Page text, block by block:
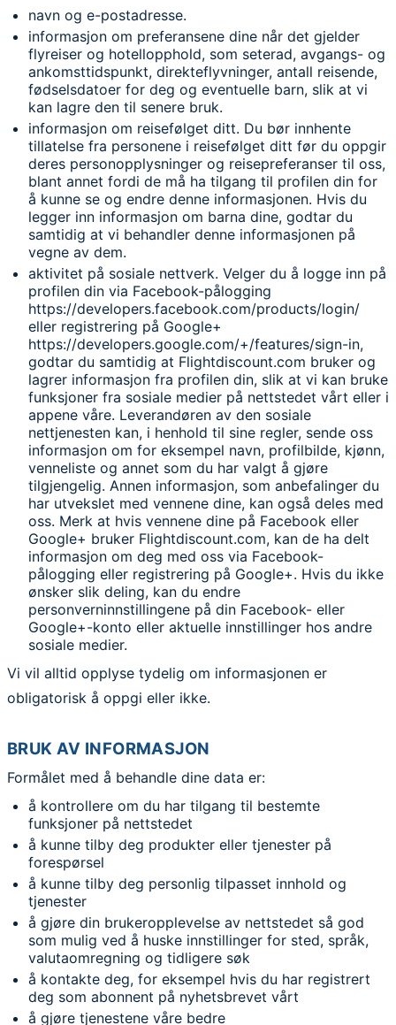
navn og e-postadresse.
informasjon om preferansene dine når det gjelder
flyreiser og hotellopphold, som seterad, avgangs- og
ankomsttidspunkt, direkteflyvninger, antall reisende,
fødselsdatoer for deg og eventuelle barn, slik at vi
kan lagre den til senere bruk.
informasjon om reisefølget ditt. Du bør innhente
tillatelse fra personene i reisefølget ditt før du oppgir
deres personopplysninger og reisepreferanser til oss,
blant annet fordi de må ha tilgang til profilen din for
å kunne se og endre denne informasjonen. Hvis du
legger inn informasjon om barna dine, godtar du
samtidig at vi behandler denne informasjonen på
vegne av dem.
aktivitet på sosiale nettverk. Velger du å logge inn på
profilen din via Facebook-pålogging
https://developers.facebook.com/products/login/
eller registrering på Google+
https://developers.google.com/+/features/sign-in,
godtar du samtidig at Flightdiscount.com bruker og
lagrer informasjon fra profilen din, slik at vi kan bruke
funksjoner fra sosiale medier på nettstedet vårt eller i
appene våre. Leverandøren av den sosiale
nettjenesten kan, i henhold til sine regler, sende oss
informasjon om for eksempel navn, profilbilde, kjønn,
venneliste og annet som du har valgt å gjøre
tilgjengelig. Annen informasjon, som anbefalinger du
har utvekslet med vennene dine, kan også deles med
oss. Merk at hvis vennene dine på Facebook eller
Google+ bruker Flightdiscount.com, kan de ha delt
informasjon om deg med oss via Facebook-
pålogging eller registrering på Google+. Hvis du ikke
ønsker slik deling, kan du endre
personverninnstillingene på din Facebook- eller
Google+-konto eller aktuelle innstillinger hos andre
sosiale medier.
Vi vil alltid opplyse tydelig om informasjonen er
obligatorisk å oppgi eller ikke.
BRUK AV INFORMASJON
Formålet med å behandle dine data er:
å kontrollere om du har tilgang til bestemte
funksjoner på nettstedet
å kunne tilby deg produkter eller tjenester på
forespørsel
å kunne tilby deg personlig tilpasset innhold og
tjenester
å gjøre din brukeropplevelse av nettstedet så god
som mulig ved å huske innstillinger for sted, språk,
valutaomregning og tidligere søk
å kontakte deg, for eksempel hvis du har registrert
deg som abonnent på nyhetsbrevet vårt
å gjøre tjenestene våre bedre